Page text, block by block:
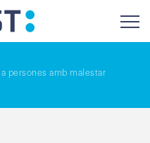
persones amb malestar